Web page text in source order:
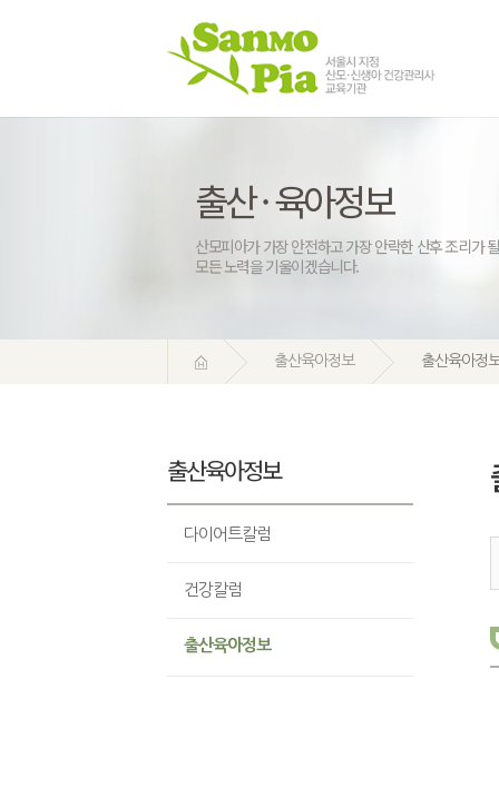
출산 · 육아정보
산모피아가 가장 안전하고 가장 안락한 산후 조리가
모든 노력을 기울이겠습니다.
출산육아정보 출산육아정
출산육아정보
다이어트칼럼
건강칼럼
출산육아정보